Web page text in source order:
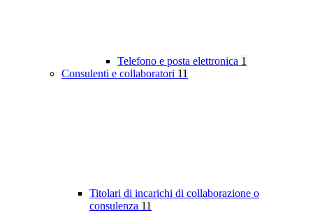
Telefono e posta elettronica 1
Consulenti e collaboratori 11
Titolari di incarichi di collaborazione o
consulenza 11